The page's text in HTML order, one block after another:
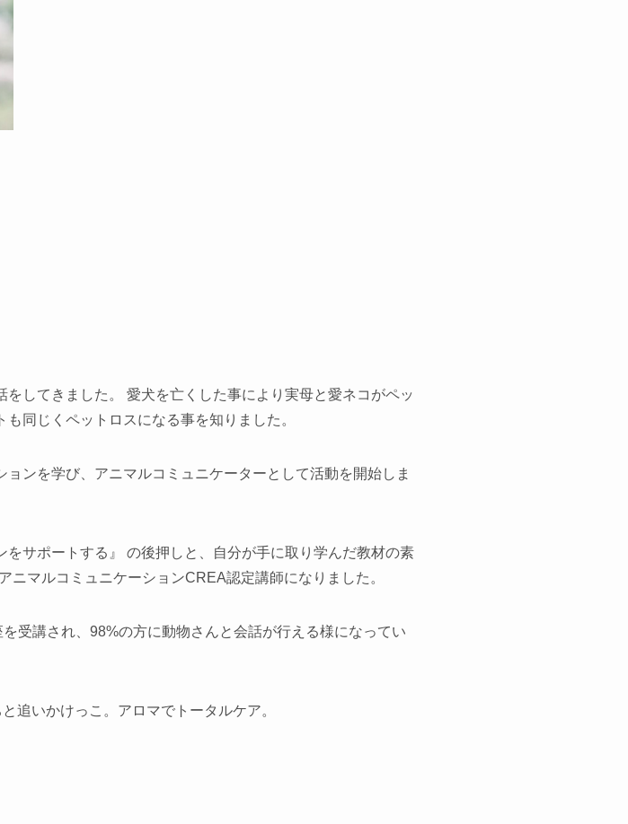
してきました。 愛犬を亡くした事により実母と愛ネコがペッ
同じくペットロスになる事を知りました。
ンを学び、アニマルコミュニケーターとして活動を開始しま
サポートする』 の後押しと、自分が手に取り学んだ教材の素
マルコミュニケーションCREA認定講師になりました。
受講され、98%の方に動物さんと会話が行える様になってい
追いかけっこ。アロマでトータルケア。